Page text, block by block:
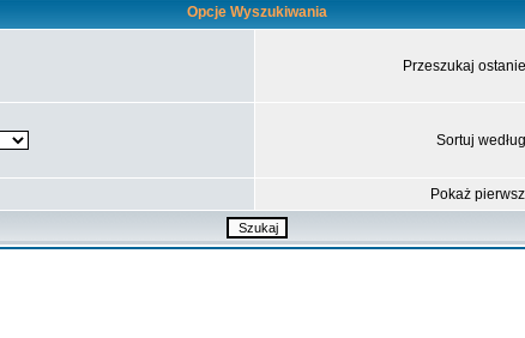
Opcje Wyszukiwania
Przeszukaj
Sortuj
Pokaż